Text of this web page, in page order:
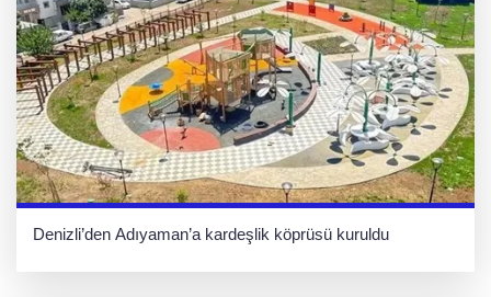
Denizli’den Adıyaman’a kardeşlik köprüsü kuruldu